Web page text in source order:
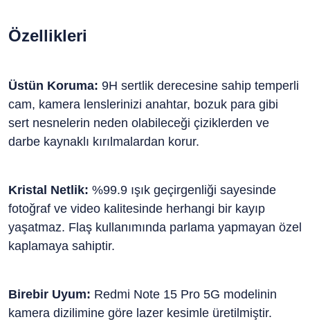
Özellikleri
Üstün Koruma: 9H sertlik derecesine sahip temperli
cam, kamera lenslerinizi anahtar, bozuk para gibi
sert nesnelerin neden olabileceği çiziklerden ve
darbe kaynaklı kırılmalardan korur.
Kristal Netlik: %99.9 ışık geçirgenliği sayesinde
fotoğraf ve video kalitesinde herhangi bir kayıp
yaşatmaz. Flaş kullanımında parlama yapmayan özel
kaplamaya sahiptir.
Birebir Uyum: Redmi Note 15 Pro 5G modelinin
kamera dizilimine göre lazer kesimle üretilmiştir.